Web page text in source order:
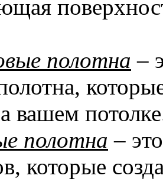
полотна –
вашем
полотна –
которые